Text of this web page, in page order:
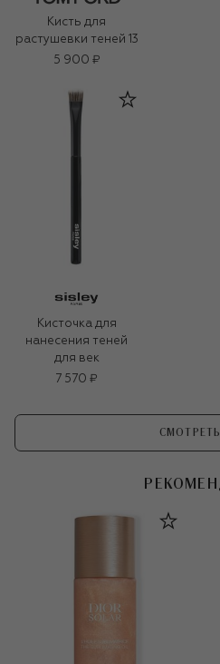
Кисть для
растушевки теней 13
5 900 ₽
Кисточка для
нанесения теней
для век
7 570 ₽